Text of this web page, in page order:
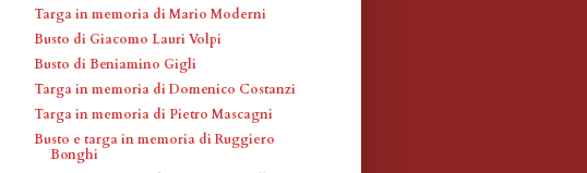
Targa in memoria di Mario Moderni
Busto di Giacomo Lauri Volpi
Busto di Beniamino Gigli
Targa in memoria di Domenico Costanzi
Targa in memoria di Pietro Mascagni
Busto e targa in memoria di Ruggiero
Bonghi